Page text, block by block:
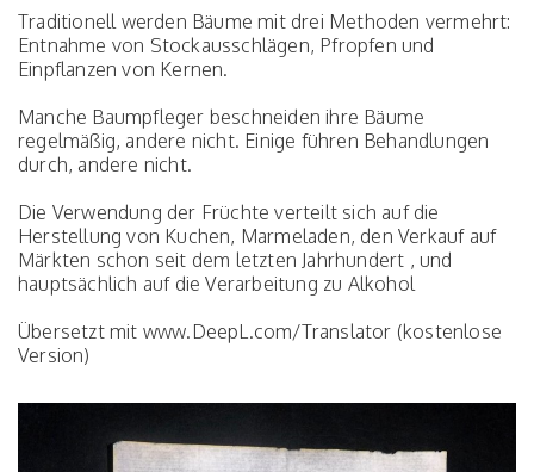
Traditionell werden Bäume mit drei Methoden vermehrt:
Entnahme von Stockausschlägen, Pfropfen und
Einpflanzen von Kernen.
Manche Baumpfleger beschneiden ihre Bäume
regelmäßig, andere nicht. Einige führen Behandlungen
durch, andere nicht.
Die Verwendung der Früchte verteilt sich auf die
Herstellung von Kuchen, Marmeladen, den Verkauf auf
Märkten schon seit dem letzten Jahrhundert , und
hauptsächlich auf die Verarbeitung zu Alkohol
Übersetzt mit www.DeepL.com/Translator (kostenlose
Version)